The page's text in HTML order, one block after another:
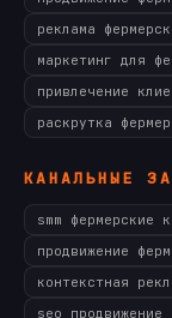
реклама
маркетинг для
привлечение
раскрутка
КАНАЛЬНЫЕ
smm фермерские
продвижение
контекстная
seo продвижение